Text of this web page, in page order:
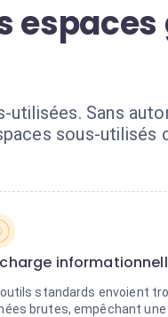
espaces
Sans
sous-utilisés
outils standards envoient
brutes, empêchant une